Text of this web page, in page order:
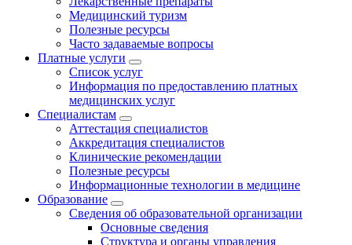
Медицинский туризм
Полезные ресурсы
Часто задаваемые вопросы
Платные услуги
Список услуг
Информация по предоставлению платных
медицинских услуг
Специалистам
Аттестация специалистов
Аккредитация специалистов
Клинические рекомендации
Полезные ресурсы
Информационные технологии в медицине
Образование
Сведения об образовательной организации
Основные сведения
Структура и органы управления